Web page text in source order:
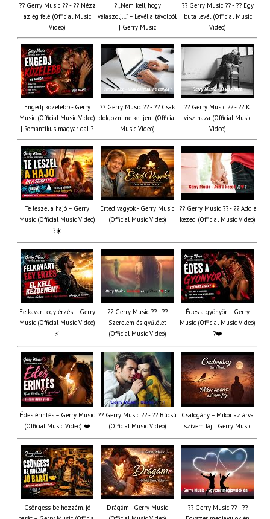
?? Gerry Music ?? - ?? Nézz
az ég felé (Official Music
Video)
? „Nem kell, hogy
válaszolj…” – Levél a távolból
| Gerry Music
?? Gerry Music ?? - ?? Egy
buta levél (Official Music
Video)
Engedj közelebb - Gerry
Music (Official Music Video)
| Romantikus magyar dal ?
?? Gerry Music ?? - ?? Csak
dolgozni ne kelljen! (Official
Music Video)
?? Gerry Music ?? - ?? Ki
visz haza (Official Music
Video)
Te leszel a hajó – Gerry
Music (Official Music Video)
?☀️
Érted vagyok - Gerry Music
(Official Music Video)
?? Gerry Music ?? - ?? Add a
kezed (Official Music Video)
Felkavart egy érzés – Gerry
Music (Official Music Video)
⚡
?? Gerry Music ?? - ??
Szerelem és gyűlölet
(Official Music Video)
Édes a gyönyör – Gerry
Music (Official Music Video)
?❤️
Édes érintés – Gerry Music
(Official Music Video) ❤️
?? Gerry Music ?? - ?? Búcsú
(Official Music Video)
Csalogány – Mikor az árva
szívem fáj | Gerry Music
Csöngess be hozzám, jó
Drágám - Gerry Music
?? Gerry Music ?? - ??